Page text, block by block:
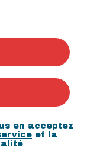
en acceptez
et la